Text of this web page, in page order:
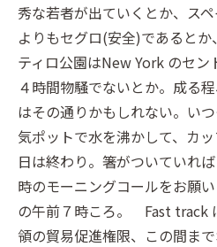
秀な若者が出ていくとか、ス
よりもセグロ(安全)であると
ティロ公園はNew York のセン
４時間物騒でないとか。成る
はその通りかもしれない。い
気ポットで水を沸かして、カ
日は終わり。箸がついていれ
時のモーニングコールをお願
の午前７時ころ。 Fast track
領の貿易促進権限、この間ま